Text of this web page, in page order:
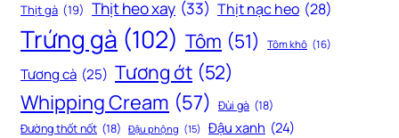
Thịt gà (19) Thịt heo xay (33) Thịt nạc heo (28)
Trứng gà (102) Tôm (51) Tôm khô (16)
Tương cà (25) Tương ớt (52)
Whipping Cream (57) Đùi gà (18)
Đường thốt nốt (18) Đậu phộng (15) Đậu xanh (24)